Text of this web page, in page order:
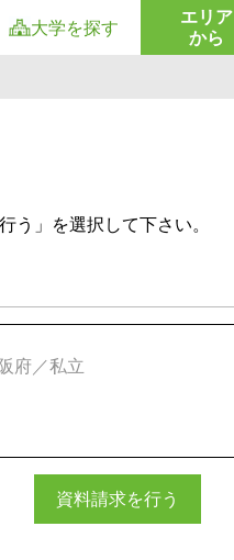
大学を探す
エリア
から
う」を選択して下さい。
府／私立
資料請求を行う